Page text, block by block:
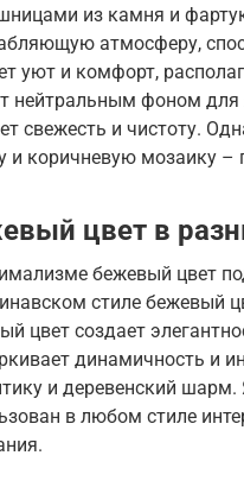
из камня и
атмосферу,
уют и комфорт,
нейтральным фоном для
свежесть и чистоту.
и коричневую мозаику –
цвет в
бежевый цвет
стиле бежевый
цвет создает
динамичность и
и деревенский
в любом стиле